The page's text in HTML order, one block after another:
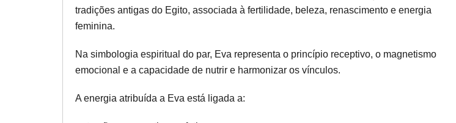
tradições antigas do Egito, associada à fertilidade, beleza, renascimento e energia
feminina.
Na simbologia espiritual do par, Eva representa o princípio receptivo, o magnetismo
emocional e a capacidade de nutrir e harmonizar os vínculos.
A energia atribuída a Eva está ligada a: